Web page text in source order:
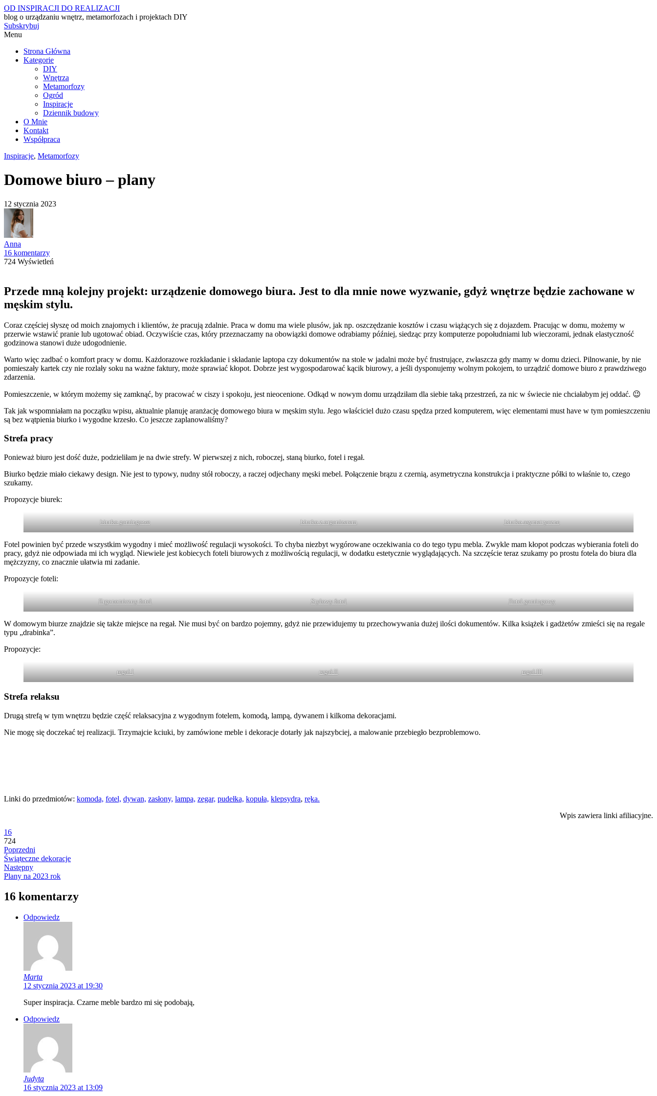
OD INSPIRACJI DO REALIZACJI
blog o urządzaniu wnętrz, metamorfozach i projektach DIY
Subskrybuj
Menu
Strona Główna
Kategorie
DIY
Wnętrza
Metamorfozy
Ogród
Inspiracje
Dziennik budowy
O Mnie
Kontakt
Współpraca
Inspiracje, Metamorfozy
Domowe biuro – plany
12 stycznia 2023
Anna
16 komentarzy
724 Wyświetleń
Przede mną kolejny projekt: urządzenie domowego biura. Jest to dla mnie nowe wyzwanie, gdyż wnętrze będzie zachowane w
męskim stylu.
Coraz częściej słyszę od moich znajomych i klientów, że pracują zdalnie. Praca w domu ma wiele plusów, jak np. oszczędzanie kosztów i czasu wiążących się z dojazdem. Pracując w domu, możemy w
przerwie wstawić pranie lub ugotować obiad. Oczywiście czas, który przeznaczamy na obowiązki domowe odrabiamy później, siedząc przy komputerze popołudniami lub wieczorami, jednak elastyczność
godzinowa stanowi duże udogodnienie.
Warto więc zadbać o komfort pracy w domu. Każdorazowe rozkładanie i składanie laptopa czy dokumentów na stole w jadalni może być frustrujące, zwłaszcza gdy mamy w domu dzieci. Pilnowanie, by nie
pomieszały kartek czy nie rozlały soku na ważne faktury, może sprawiać kłopot. Dobrze jest wygospodarować kącik biurowy, a jeśli dysponujemy wolnym pokojem, to urządzić domowe biuro z prawdziwego
zdarzenia.
Pomieszczenie, w którym możemy się zamknąć, by pracować w ciszy i spokoju, jest nieocenione. Odkąd w nowym domu urządziłam dla siebie taką przestrzeń, za nic w świecie nie chciałabym jej oddać. 😉
Tak jak wspomniałam na początku wpisu, aktualnie planuję aranżację domowego biura w męskim stylu. Jego właściciel dużo czasu spędza przed komputerem, więc elementami must have w tym pomieszczeniu
są bez wątpienia biurko i wygodne krzesło. Co jeszcze zaplanowaliśmy?
Strefa pracy
Ponieważ biuro jest dość duże, podzieliłam je na dwie strefy. W pierwszej z nich, roboczej, staną biurko, fotel i regał.
Biurko będzie miało ciekawy design. Nie jest to typowy, nudny stół roboczy, a raczej odjechany męski mebel. Połączenie brązu z czernią, asymetryczna konstrukcja i praktyczne półki to właśnie to, czego
szukamy.
Propozycje biurek:
biurko gamingowe biurko z organizerem biurko asymetryczne
Fotel powinien być przede wszystkim wygodny i mieć możliwość regulacji wysokości. To chyba niezbyt wygórowane oczekiwania co do tego typu mebla. Zwykle mam kłopot podczas wybierania foteli do
pracy, gdyż nie odpowiada mi ich wygląd. Niewiele jest kobiecych foteli biurowych z możliwością regulacji, w dodatku estetycznie wyglądających. Na szczęście teraz szukamy po prostu fotela do biura dla
mężczyzny, co znacznie ułatwia mi zadanie.
Propozycje foteli:
Ergonomiczny fotel Stylowy fotel Fotel gamingowy
W domowym biurze znajdzie się także miejsce na regał. Nie musi być on bardzo pojemny, gdyż nie przewidujemy tu przechowywania dużej ilości dokumentów. Kilka książek i gadżetów zmieści się na regale
typu „drabinka”.
Propozycje:
regał I regał II regał III
Strefa relaksu
Drugą strefą w tym wnętrzu będzie część relaksacyjna z wygodnym fotelem, komodą, lampą, dywanem i kilkoma dekoracjami.
Nie mogę się doczekać tej realizacji. Trzymajcie kciuki, by zamówione meble i dekoracje dotarły jak najszybciej, a malowanie przebiegło bezproblemowo.
Linki do przedmiotów: komoda, fotel, dywan, zasłony, lampa, zegar, pudełka, kopuła, klepsydra, ręka.
Wpis zawiera linki afiliacyjne.
16
724
Poprzedni
Świąteczne dekoracje
Następny
Plany na 2023 rok
16 komentarzy
Odpowiedz
Marta
12 stycznia 2023 at 19:30
Super inspiracja. Czarne meble bardzo mi się podobają,
Odpowiedz
Judyta
16 stycznia 2023 at 13:09